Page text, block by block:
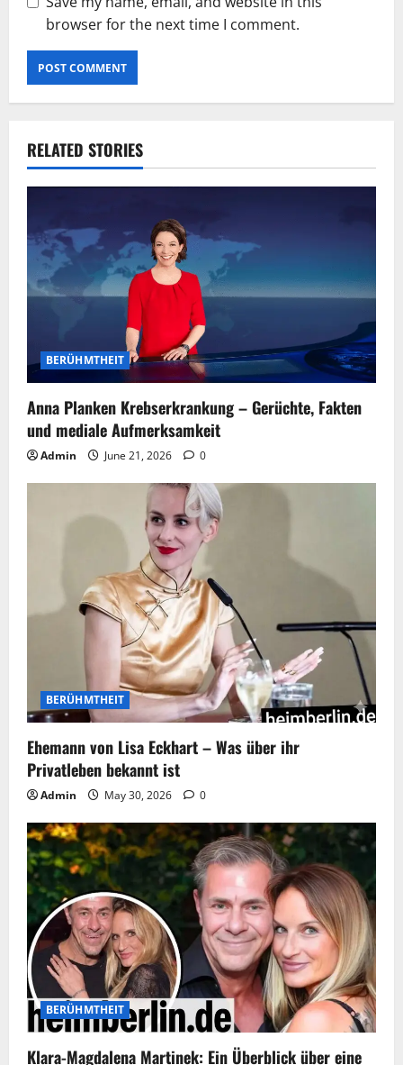
browser for the next time I comment.
RELATED STORIES
BERÜHMTHEIT
Anna Planken Krebserkrankung – Gerüchte, Fakten
und mediale Aufmerksamkeit
Admin June 21, 2026 0
BERÜHMTHEIT
Ehemann von Lisa Eckhart – Was über ihr
Privatleben bekannt ist
Admin May 30, 2026 0
BERÜHMTHEIT
Klara-Magdalena Martinek: Ein Überblick über eine